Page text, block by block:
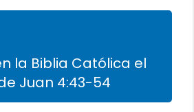
la Biblia Católica el
Juan 4:43-54